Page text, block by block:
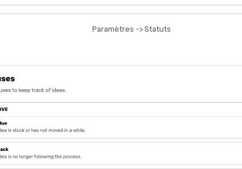
Paramètres -> Statuts